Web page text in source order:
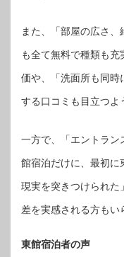
また、「部屋の広さ
も全て無料で種類も
価や、「洗面所も同時
する口コミも目立つよ
一方で、「エントラン
館宿泊だけに、最初に
現実を突きつけられた
差を実感される方もい
東館宿泊者の声